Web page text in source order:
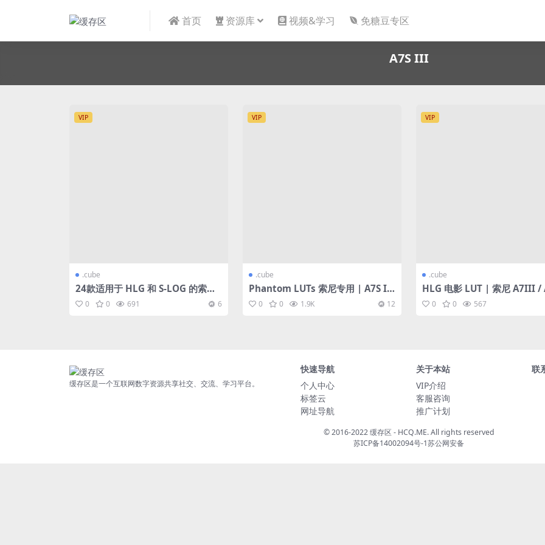
首页 资源库 视频&学习 免糖豆专区
A7S III
VIP
.cube
24款适用于 HLG 和 S-LOG 的索尼
A7S III / A7III 的 LUT包
0 0 691 6
VIP
.cube
Phantom LUTs 索尼专用 | A7S III
| G7 ARRI/G6 FILM (2023最新版
本)
0 0 1.9K 12
VIP
.cube
HLG 电影 LUT | 索尼 A7III /
II 0 0 567
缓存区是一个互联网数字资源共享社交、交流、学习平台。
快速导航
个人中心
标签云
网址导航
关于本站
VIP介绍
客服咨询
推广计划
联
© 2016-2022 缓存区 - HCQ.ME. All rights reserved
苏ICP备14002094号-1苏公网安备